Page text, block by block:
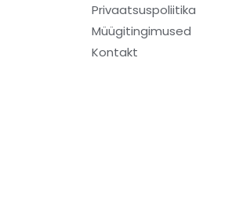
Privaatsuspoliitika
Müügitingimused
Kontakt